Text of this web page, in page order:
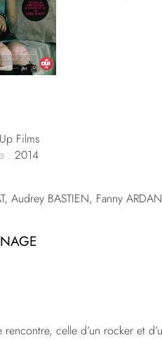
Films
: 2014
Audrey BASTIEN, Fanny
rencontre, celle d’un rocker et